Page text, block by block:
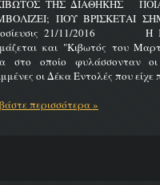
ΤΗΣ ΔΙΑΘΗΚΗΣ
ΠΟΥ
21/11/2016 Η
και "Κιβωτός του
στο οποίο φυλάσσονταν
οι Δέκα Εντολές που είχε
περισσότερα »